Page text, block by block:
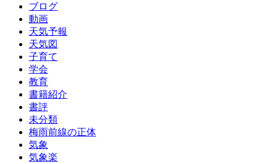
ブログ
動画
天気予報
天気図
子育て
学会
教育
書籍紹介
書評
未分類
梅雨前線の正体
気象
気象楽